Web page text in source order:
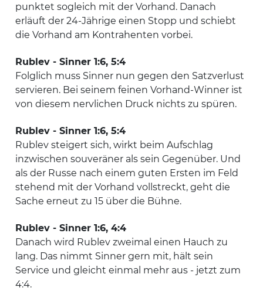
punktet sogleich mit der Vorhand. Danach
erläuft der 24-Jährige einen Stopp und schiebt
die Vorhand am Kontrahenten vorbei.
Rublev - Sinner 1:6, 5:4
Folglich muss Sinner nun gegen den Satzverlust
servieren. Bei seinem feinen Vorhand-Winner ist
von diesem nervlichen Druck nichts zu spüren.
Rublev - Sinner 1:6, 5:4
Rublev steigert sich, wirkt beim Aufschlag
inzwischen souveräner als sein Gegenüber. Und
als der Russe nach einem guten Ersten im Feld
stehend mit der Vorhand vollstreckt, geht die
Sache erneut zu 15 über die Bühne.
Rublev - Sinner 1:6, 4:4
Danach wird Rublev zweimal einen Hauch zu
lang. Das nimmt Sinner gern mit, hält sein
Service und gleicht einmal mehr aus - jetzt zum
4:4.